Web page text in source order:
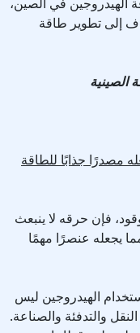
إلى تطوير طاقة
مصدرًا جذابًا للطاقة
فإن حرقه لا ينبعث
يجعله عنصرًا مهمًا
الهيدروجين ليس
والتدفئة والصناعة.